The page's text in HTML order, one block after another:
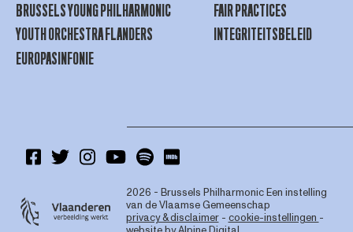
BRUSSELS YOUNG PHILHARMONIC
YOUTH ORCHESTRA FLANDERS
EUROPASINFONIE
FAIR PRACTICES
INTEGRITEITSBELEID
2026 - Brussels PhilharmonicEen instelling
van de Vlaamse Gemeenschap
privacy & disclaimer- cookie-instellingen -